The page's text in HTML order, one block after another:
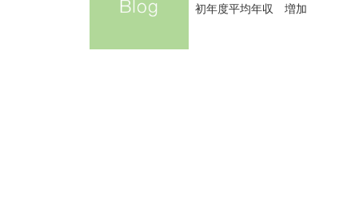
初年度平均年収 増加